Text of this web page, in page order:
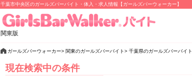
千葉市中央区のガールズバーバイト・体入・求人情報【ガールズバーウォーカー】
関東版
ガールズバーウォーカー 関東のガールズバーバイト 千葉県のガールズバーバイト
現在検索中の条件